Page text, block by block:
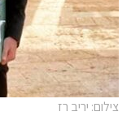
צילום: יריב רז